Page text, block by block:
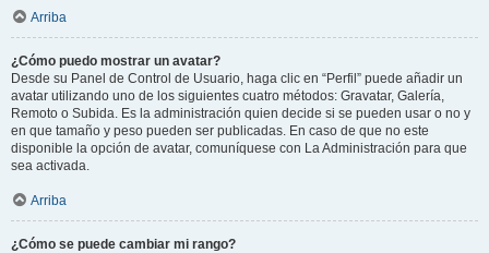
Arriba
¿Cómo puedo mostrar un avatar?
Desde su Panel de Control de Usuario, haga clic en “Perfil” puede añadir un
avatar utilizando uno de los siguientes cuatro métodos: Gravatar, Galería,
Remoto o Subida. Es la administración quien decide si se pueden usar o no y
en que tamaño y peso pueden ser publicadas. En caso de que no este
disponible la opción de avatar, comuníquese con La Administración para que
sea activada.
Arriba
¿Cómo se puede cambiar mi rango?